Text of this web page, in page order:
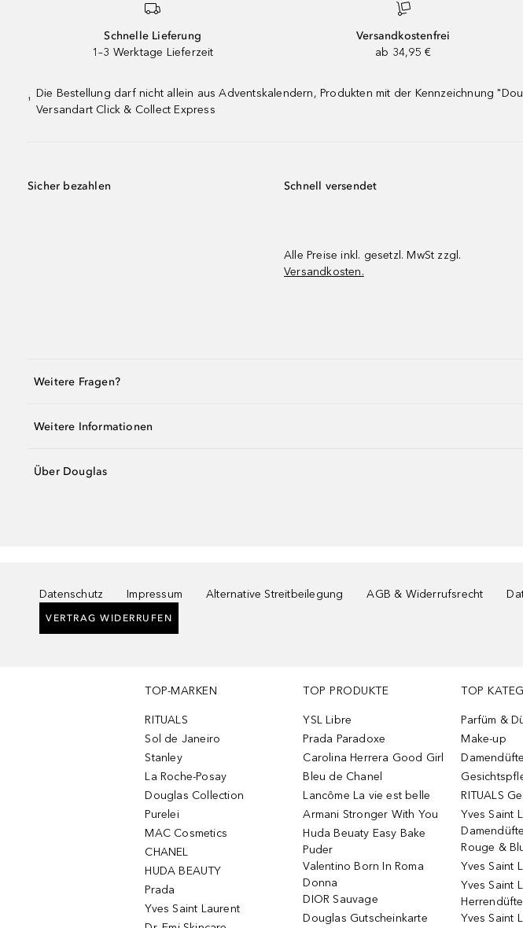
Schnelle Lieferung
1–3 Werktage Lieferzeit
Versandkostenfrei
ab 34,95 €
¹
Die Bestellung darf nicht allein aus Adventskalendern, Produkten mit der Kennzeichnung
Versandart Click & Collect Express
Sicher bezahlen Schnell versendet
Alle Preise inkl. gesetzl. MwSt zzgl.
Versandkosten.
Weitere Fragen?
Weitere Informationen
Über Douglas
Datenschutz Impressum Alternative Streitbeilegung AGB & Widerrufsrecht
VERTRAG WIDERRUFEN
TOP-MARKEN
RITUALS
Sol de Janeiro
Stanley
La Roche-Posay
Douglas Collection
Purelei
MAC Cosmetics
CHANEL
HUDA BEAUTY
Prada
Yves Saint Laurent
TOP PRODUKTE
YSL Libre
Prada Paradoxe
Carolina Herrera Good Girl
Bleu de Chanel
Lancôme La vie est belle
Armani Stronger With You
Huda Beuaty Easy Bake
Puder
Valentino Born In Roma
Donna
DIOR Sauvage
Douglas Gutscheinkarte
TOP
Parfüm &
Make-up
Damendüfte
RITUALS
Yves Saint
Damendüfte
Rouge &
Yves Saint
Yves Saint
Herrendüfte
Yves Saint